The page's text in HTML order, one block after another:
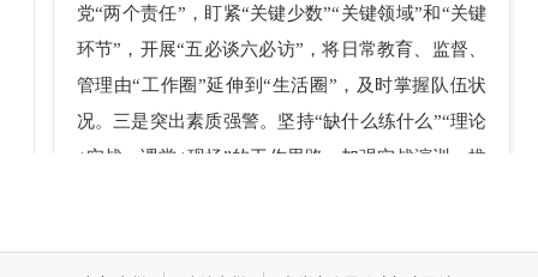
党“两个责任”，盯紧“关键少数”“关键领域”和“关键
环节”，开展“五必谈六必访”，将日常教育、监督、
管理由“工作圈”延伸到“生活圈”，及时掌握队伍状
况。三是突出素质强警。坚持“缺什么练什么”“理论
+实战、课堂+现场”的工作思路，加强实战演训，推